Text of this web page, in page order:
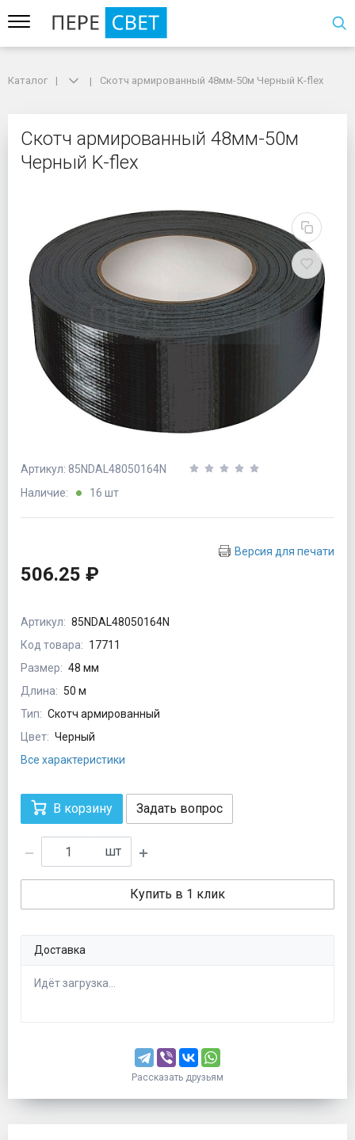
Скотч армированный 48мм-50м Черный K-flex
Каталог Скотч армированный 48мм-50м Черный K-flex
Скотч армированный 48мм-50м
Черный K-flex
Артикул: 85NDAL48050164N
Наличие:
16 шт
Версия для печати
506.25 ₽
Артикул: 85NDAL48050164N
Код товара: 17711
Размер: 48 мм
Длина: 50 м
Тип: Скотч армированный
Цвет: Черный
Все характеристики
В корзину Задать вопрос
шт
Купить в 1 клик
Доставка
Идёт загрузка...
Рассказать друзьям